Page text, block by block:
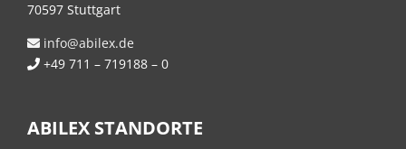
70597 Stuttgart
info@abilex.de
+49 711 – 719188 – 0
ABILEX STANDORTE